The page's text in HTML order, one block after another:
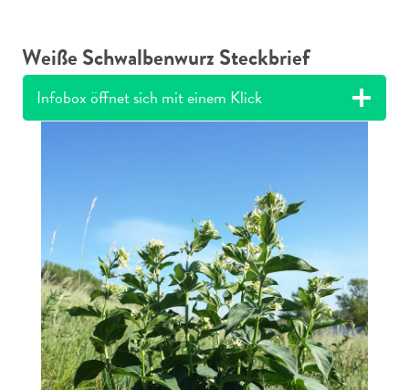
Weiße Schwalbenwurz Steckbrief
Infobox öffnet sich mit einem Klick